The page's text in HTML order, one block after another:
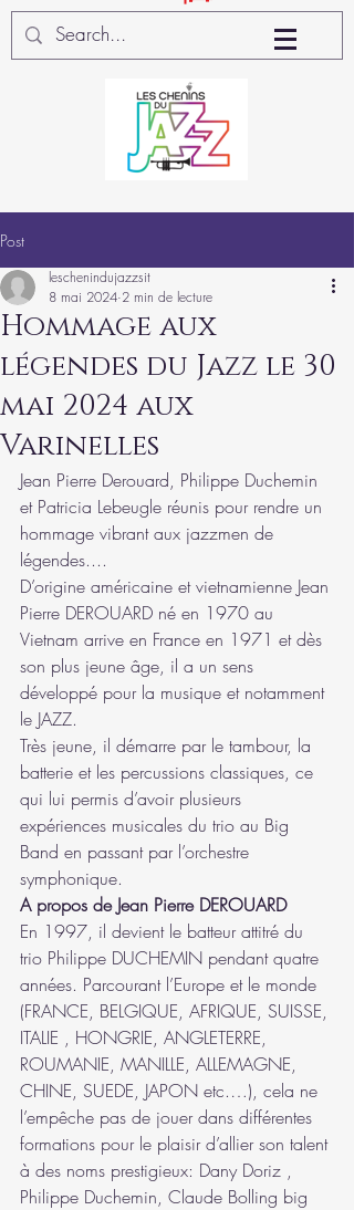
Post
Hommage aux
légendes du Jazz le 30
mai 2024 aux
Varinelles
leschenindujazzsit
8 mai 2024 2 min de lecture
Jean Pierre Derouard, Philippe Duchemin
et Patricia Lebeugle réunis pour rendre un
hommage vibrant aux jazzmen de
légendes....
D’origine américaine et vietnamienne Jean
Pierre DEROUARD né en 1970 au
Vietnam arrive en France en 1971 et dès
son plus jeune âge, il a un sens
développé pour la musique et notamment
le JAZZ.
Très jeune, il démarre par le tambour, la
batterie et les percussions classiques, ce
qui lui permis d’avoir plusieurs
expériences musicales du trio au Big
Band en passant par l’orchestre
symphonique.
A propos de Jean Pierre DEROUARD
En 1997, il devient le batteur attitré du
trio Philippe DUCHEMIN pendant quatre
années. Parcourant l’Europe et le monde
(FRANCE, BELGIQUE, AFRIQUE, SUISSE,
ITALIE , HONGRIE, ANGLETERRE,
ROUMANIE, MANILLE, ALLEMAGNE,
CHINE, SUEDE, JAPON etc.…), cela ne
l’empêche pas de jouer dans différentes
formations pour le plaisir d’allier son talent
à des noms prestigieux: Dany Doriz ,
Philippe Duchemin, Claude Bolling big